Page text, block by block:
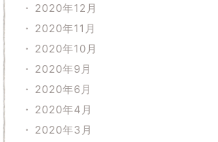
2020年12月
2020年11月
2020年10月
2020年9月
2020年6月
2020年4月
2020年3月